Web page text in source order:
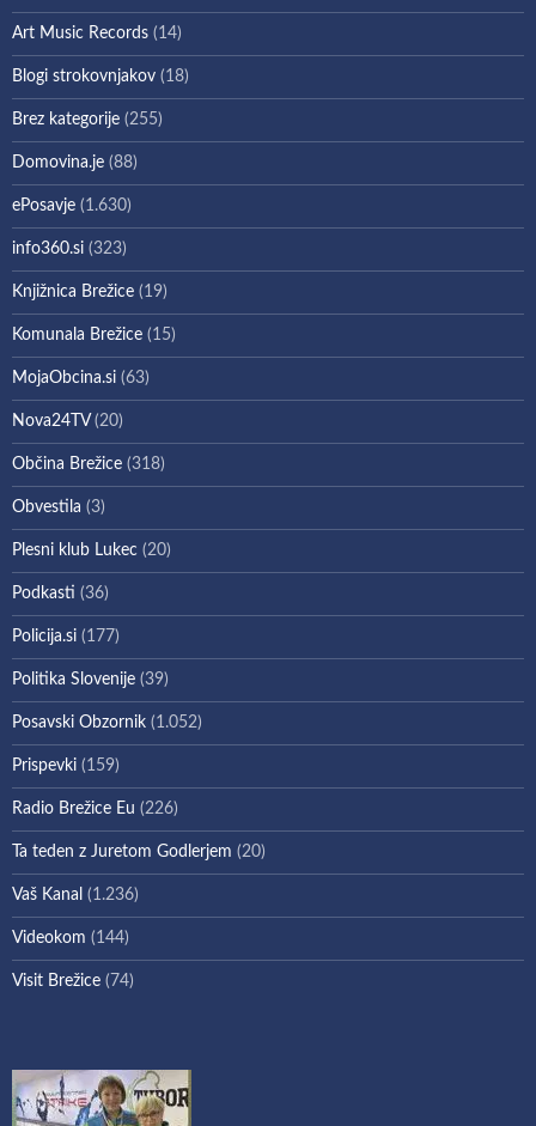
Art Music Records (14)
Blogi strokovnjakov (18)
Brez kategorije (255)
Domovina.je (88)
ePosavje (1.630)
info360.si (323)
Knjižnica Brežice (19)
Komunala Brežice (15)
MojaObcina.si (63)
Nova24TV(20)
Občina Brežice (318)
Obvestila (3)
Plesni klub Lukec (20)
Podkasti (36)
Policija.si (177)
Politika Slovenije (39)
Posavski Obzornik (1.052)
Prispevki (159)
Radio Brežice Eu (226)
Ta teden z Juretom Godlerjem (20)
Vaš Kanal (1.236)
Videokom (144)
Visit Brežice (74)